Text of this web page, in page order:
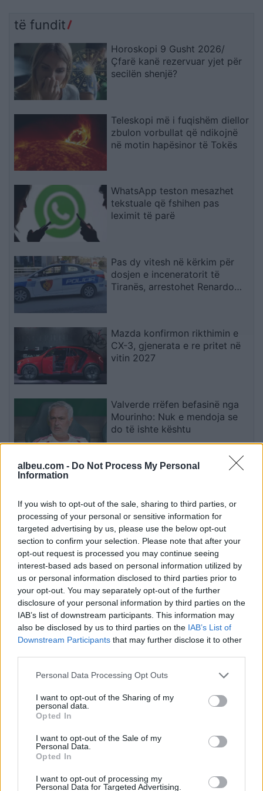
albeu.com - Do Not Process My Personal
Information
If you wish to opt-out of the sale, sharing to third parties, or
processing of your personal or sensitive information for
targeted advertising by us, please use the below opt-out
section to confirm your selection. Please note that after your
opt-out request is processed you may continue seeing
interest-based ads based on personal information utilized by
us or personal information disclosed to third parties prior to
your opt-out. You may separately opt-out of the further
disclosure of your personal information by third parties on the
IAB’s list of downstream participants. This information may
also be disclosed by us to third parties on the IAB’s List of
Downstream Participants that may further disclose it to other
Personal Data Processing Opt Outs
I want to opt-out of the Sharing of my
personal data.
Opted In
I want to opt-out of the Sale of my
Personal Data.
Opted In
I want to opt-out of processing my
Personal Data for Targeted Advertising.
të fundit
Horoskopi 9 Gusht 2026/
Çfarë kanë rezervuar yjet për
secilën shenjë?
Teleskopi më i fuqishëm diellor
zbulon vorbullat që ndikojnë
në motin hapësinor të Tokës
WhatsApp teston mesazhet
tekstuale që fshihen pas
leximit të parë
Pas dy vitesh në kërkim për
dosjen e inceneratorit të
Tiranës, arrestohet Renardo
Mazda konfirmon rikthimin e
CX-3, gjenerata e re pritet në
vitin 2027
Valverde rrëfen befasinë nga
Mourinho: Nuk e mendoja se
do të ishte kështu
dhe flakët u përhapën drejt
malit
Esim for Global
Esim for USA | Esim for Italy Esim for Spain|Esim
for Turkey|Esim for Germany|Esim for Greece|